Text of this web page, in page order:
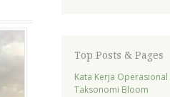
Top Posts & Pages
Kata Kerja Operasional
Taksonomi Bloom